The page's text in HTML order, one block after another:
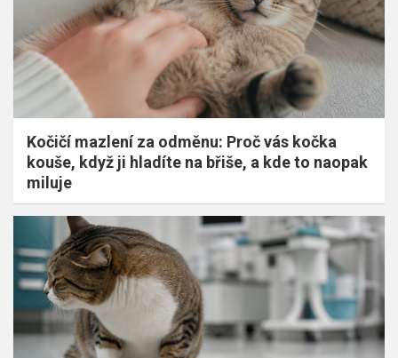
Kočičí mazlení za odměnu: Proč vás kočka
kouše, když ji hladíte na břiše, a kde to naopak
miluje